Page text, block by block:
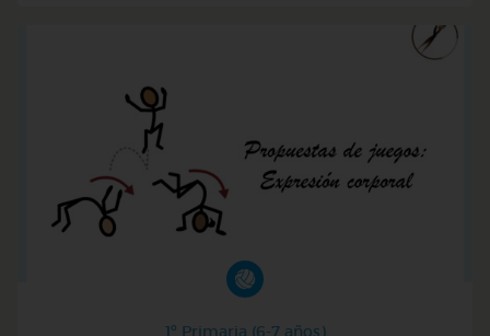
1º Primaria (6-7 años)